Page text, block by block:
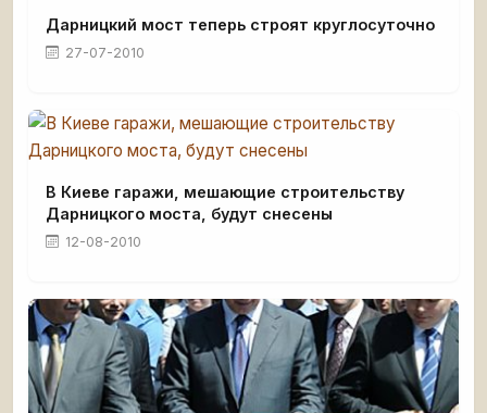
Дарницкий мост теперь строят круглосуточно
27-07-2010
В Киеве гаражи, мешающие строительству
Дарницкого моста, будут снесены
12-08-2010